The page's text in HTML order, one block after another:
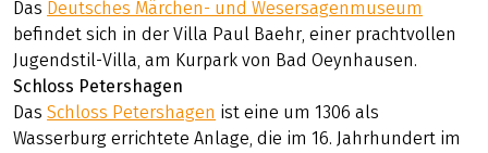
Das Deutsches Märchen- und Wesersagenmuseum
befindet sich in der Villa Paul Baehr, einer prachtvollen
Jugendstil-Villa, am Kurpark von Bad Oeynhausen.
Schloss Petershagen
DasSchloss Petershagen ist eine um 1306 als
Wasserburg errichtete Anlage, die im 16. Jahrhundert im